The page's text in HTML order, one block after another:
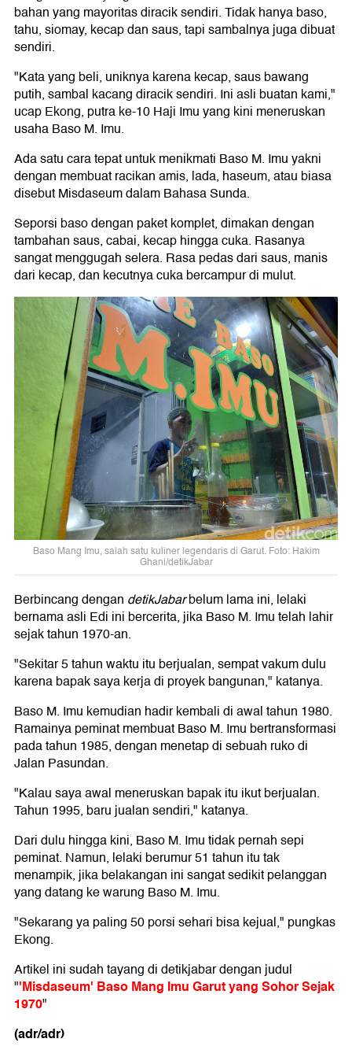
bahan yang mayoritas diracik sendiri. Tidak hanya baso,
tahu, siomay, kecap dan saus, tapi sambalnya juga dibuat
sendiri.
"Kata yang beli, uniknya karena kecap, saus bawang
putih, sambal kacang diracik sendiri. Ini asli buatan kami,"
ucap Ekong, putra ke-10 Haji Imu yang kini meneruskan
usaha Baso M. Imu.
Ada satu cara tepat untuk menikmati Baso M. Imu yakni
dengan membuat racikan amis, lada, haseum, atau biasa
disebut Misdaseum dalam Bahasa Sunda.
Seporsi baso dengan paket komplet, dimakan dengan
tambahan saus, cabai, kecap hingga cuka. Rasanya
sangat menggugah selera. Rasa pedas dari saus, manis
dari kecap, dan kecutnya cuka bercampur di mulut.
Baso Mang Imu, salah satu kuliner legendaris di Garut. Foto: Hakim
Ghani/detikJabar
Berbincang dengan detikJabarbelum lama ini, lelaki
bernama asli Edi ini bercerita, jika Baso M. Imu telah lahir
sejak tahun 1970-an.
"Sekitar 5 tahun waktu itu berjualan, sempat vakum dulu
karena bapak saya kerja di proyek bangunan," katanya.
Baso M. Imu kemudian hadir kembali di awal tahun 1980.
Ramainya peminat membuat Baso M. Imu bertransformasi
pada tahun 1985, dengan menetap di sebuah ruko di
Jalan Pasundan.
"Kalau saya awal meneruskan bapak itu ikut berjualan.
Tahun 1995, baru jualan sendiri," katanya.
Dari dulu hingga kini, Baso M. Imu tidak pernah sepi
peminat. Namun, lelaki berumur 51 tahun itu tak
menampik, jika belakangan ini sangat sedikit pelanggan
yang datang ke warung Baso M. Imu.
"Sekarang ya paling 50 porsi sehari bisa kejual," pungkas
Ekong.
Artikel ini sudah tayang di detikjabar dengan judul
"'Misdaseum' Baso Mang Imu Garut yang Sohor Sejak
1970"
(adr/adr)